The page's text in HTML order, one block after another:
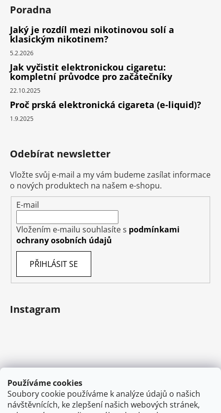
Používáme cookies
Soubory cookie používáme k analýze údajů o našich
návštěvnících, ke zlepšení našich webových stránek,
Poradna
Jaký je rozdíl mezi nikotinovou solí a
klasickým nikotinem?
5.2.2026
Jak vyčistit elektronickou cigaretu:
kompletní průvodce pro začátečníky
22.10.2025
Proč prská elektronická cigareta (e-liquid)?
1.9.2025
Odebírat newsletter
Vložte svůj e-mail a my vám budeme zasílat informace
o nových produktech na našem e-shopu.
E-mail
Vložením e-mailu souhlasíte s podmínkami
ochrany osobních údajů
PŘIHLÁSIT SE
Instagram